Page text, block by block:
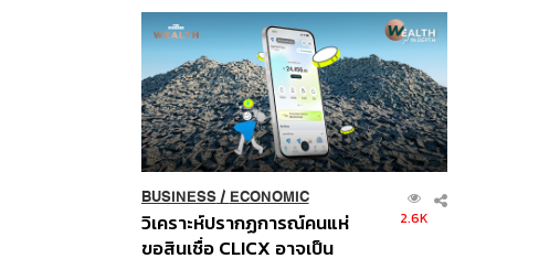
Order
BUSINESS/ ECONOMIC
วิเคราะห์ปรากฏการณ์คนแห่
ขอสินเชื่อ CLICX อาจเป็น
2.6K